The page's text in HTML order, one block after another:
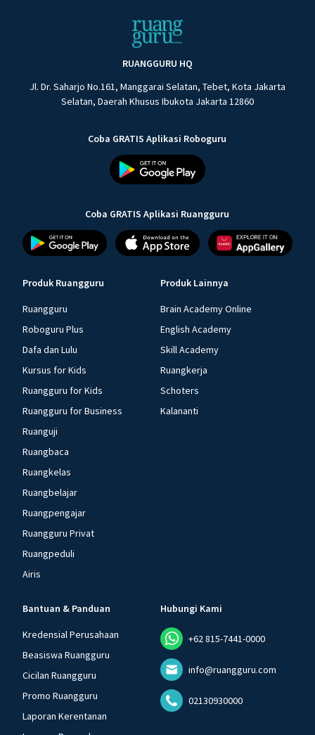
RUANGGURU HQ
Jl. Dr. Saharjo No.161, Manggarai Selatan, Tebet, Kota Jakarta
Selatan, Daerah Khusus Ibukota Jakarta 12860
Coba GRATIS Aplikasi Roboguru
Coba GRATIS Aplikasi Ruangguru
Produk Ruangguru
Ruangguru
Roboguru Plus
Dafa dan Lulu
Kursus for Kids
Ruangguru for Kids
Ruangguru for Business
Ruanguji
Ruangbaca
Ruangkelas
Ruangbelajar
Ruangpengajar
Ruangguru Privat
Ruangpeduli
Airis
Produk Lainnya
Brain Academy Online
English Academy
Skill Academy
Ruangkerja
Schoters
Kalananti
Bantuan & Panduan
Kredensial Perusahaan
Beasiswa Ruangguru
Cicilan Ruangguru
Promo Ruangguru
Laporan Kerentanan
Hubungi Kami
+62 815-7441-0000
info@ruangguru.com
02130930000